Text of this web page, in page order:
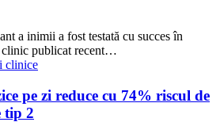
a inimii a fost testată cu succes în
publicat recent…
clinice
pe zi reduce cu 74% riscul de
tip 2